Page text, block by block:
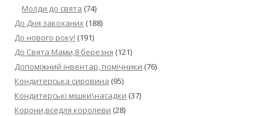
Молди до свята (74)
До Дня закоханих (188)
До нового року! (191)
До Свята Мами,8 березня (121)
Допоміжний інвентар, помічники (76)
Кондитерська сировина (95)
Кондитерські мішки\насадки (37)
Корони,вседля королеви (28)